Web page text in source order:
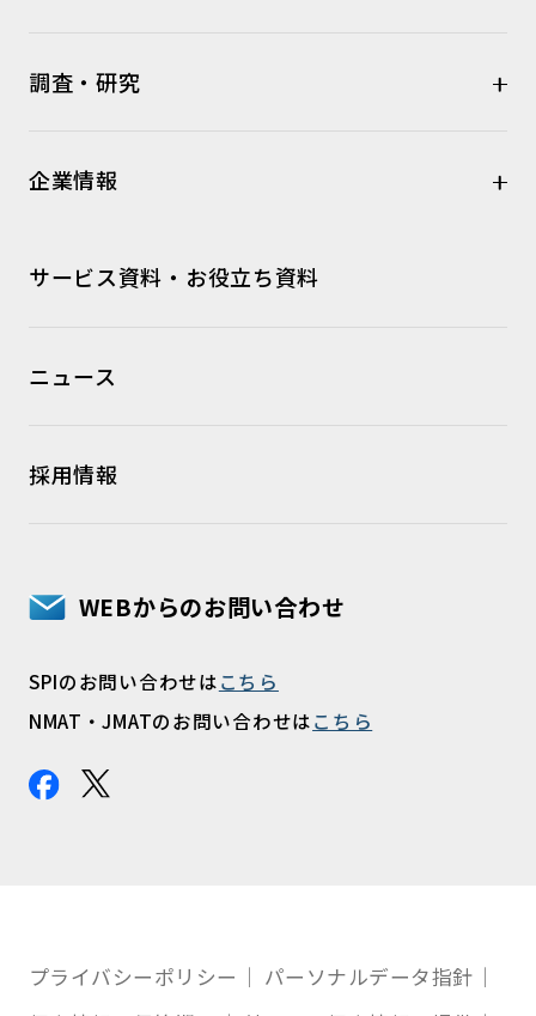
調査・研究
企業情報
サービス資料・お役立ち資料
ニュース
採用情報
WEBからのお問い合わせ
SPIのお問い合わせはこちら
NMAT・JMATのお問い合わせはこちら
プライバシーポリシー
パーソナルデータ指針